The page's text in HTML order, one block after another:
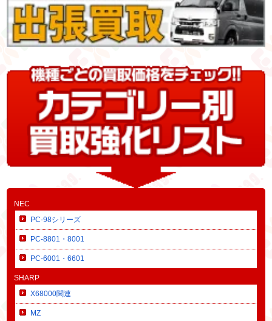
NEC
PC-98シリーズ
PC-8801・8001
PC-6001・6601
SHARP
X68000関連
MZ